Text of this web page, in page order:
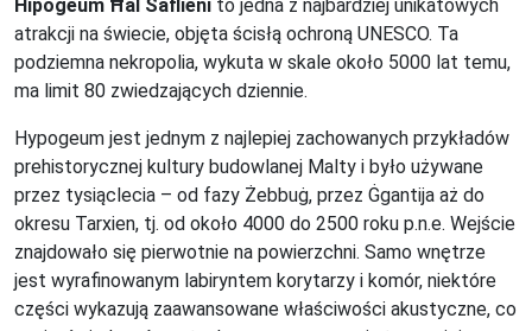
Hipogeum Ħal Saflieni to jedna z najbardziej unikatowych
atrakcji na świecie, objęta ścisłą ochroną UNESCO. Ta
podziemna nekropolia, wykuta w skale około 5000 lat temu,
ma limit 80 zwiedzających dziennie.
Hypogeum jest jednym z najlepiej zachowanych przykładów
prehistorycznej kultury budowlanej Malty i było używane
przez tysiąclecia – od fazy Żebbuġ, przez Ġgantija aż do
okresu Tarxien, tj. od około 4000 do 2500 roku p.n.e. Wejście
znajdowało się pierwotnie na powierzchni. Samo wnętrze
jest wyrafinowanym labiryntem korytarzy i komór, niektóre
części wykazują zaawansowane właściwości akustyczne, co